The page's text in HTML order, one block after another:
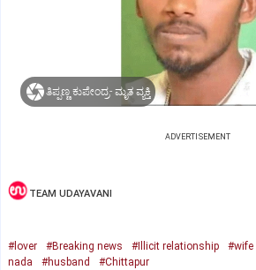
ತಿಪ್ಪಣ್ಣ ಕುಪೇಂದ್ರ- ಮೃತ ವ್ಯಕ್ತಿ
ADVERTISEMENT
TEAM UDAYAVANI
#lover #Breaking news #Illicit relationship #wife
nada
#husband #Chittapur